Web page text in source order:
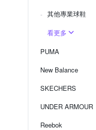
其他專業球鞋
看更多
PUMA
New Balance
SKECHERS
UNDER ARMOUR
Reebok